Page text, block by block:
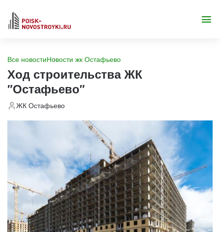
Все новостиНовости жк Остафьево
Ход строительства ЖК
"Остафьево"
ЖК Остафьево